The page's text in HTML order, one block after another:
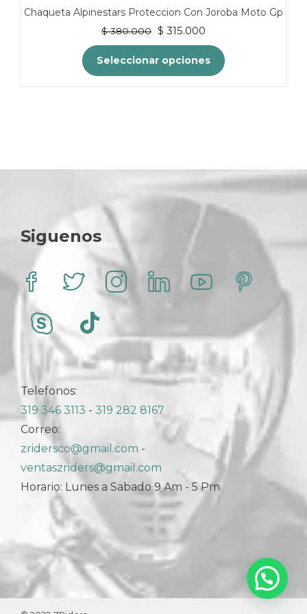
Chaqueta Alpinestars Proteccion Con Joroba Moto Gp
$380.000
El
precio
original
era:
$ 315.000
precio
actual
es:
Seleccionar opciones
opciones
pueden
producto
Siguenos
Telefonos:
319 346 3113 - 319 282 8167
Correo:
zridersco@gmail.com -
ventaszriders@gmail.com
Horario: Lunes a Sabado 9 Am - 5 Pm